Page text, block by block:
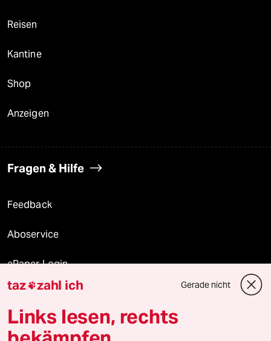
Reisen
Kantine
Shop
Anzeigen
Fragen & Hilfe
Feedback
Aboservice
ePaper Login
Downloads für Abonnierende
taz zahl ich Gerade nicht
Links lesen, rechts